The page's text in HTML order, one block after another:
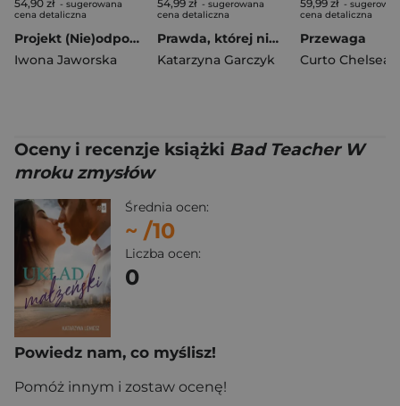
54,90 zł - sugerowana
cena detaliczna
Projekt (Nie)odpowiedni facet
Iwona Jaworska
54,99 zł - sugerowana
cena detaliczna
Prawda, której nie znałam
Katarzyna Garczyk
59,99 zł -
cena detaliczna
Przewaga
Curto Chelsea
Oceny i recenzje książki Bad Teacher W
mroku zmysłów
Średnia ocen:
~ /10
Liczba ocen:
0
Powiedz nam, co myślisz!
Pomóż innym i zostaw ocenę!